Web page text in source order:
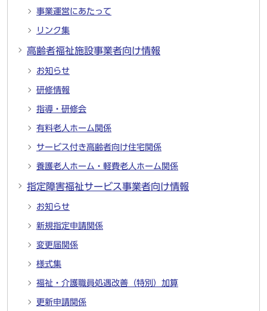
事業運営にあたって
リンク集
高齢者福祉施設事業者向け情報
お知らせ
研修情報
指導・研修会
有料老人ホーム関係
サービス付き高齢者向け住宅関係
養護老人ホーム・軽費老人ホーム関係
指定障害福祉サービス事業者向け情報
お知らせ
新規指定申請関係
変更届関係
様式集
福祉・介護職員処遇改善（特別）加算
更新申請関係